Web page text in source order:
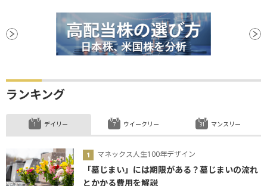
ランキング
デイリー
マネックス人生100年デザイン
「墓じまい」には期限がある？墓じまいの流れ
とかかる費用を解説
ウイークリー マンスリー